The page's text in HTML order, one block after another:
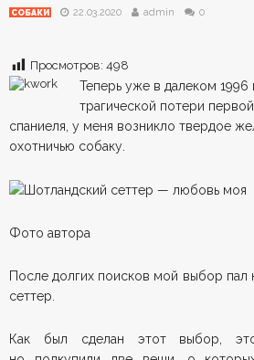
СОБАКИ 22.03.2020 admin 0
Просмотров: 498
Теперь уже в далеком 1996
трагической потери
спаниеля, у меня возникло твердое
охотничью собаку.
Фото автора
После долгих поисков мой выбор пал
сеттер.
Как был сделан этот выбор, это